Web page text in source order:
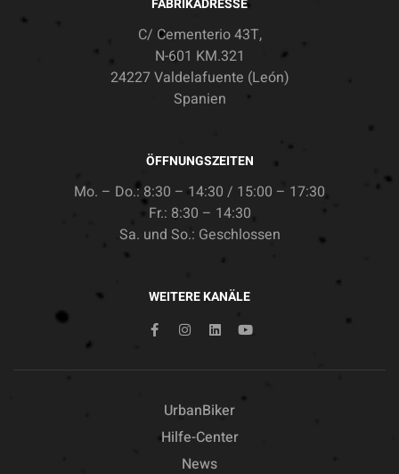
C/ Cementerio 43T,
N-601 KM.321
24227 Valdelafuente (León)
Spanien
ÖFFNUNGSZEITEN
Mo. – Do.: 8:30 – 14:30 / 15:00 – 17:30
Fr.: 8:30 – 14:30
Sa. und So.: Geschlossen
WEITERE KANÄLE
UrbanBiker
Hilfe-Center
News